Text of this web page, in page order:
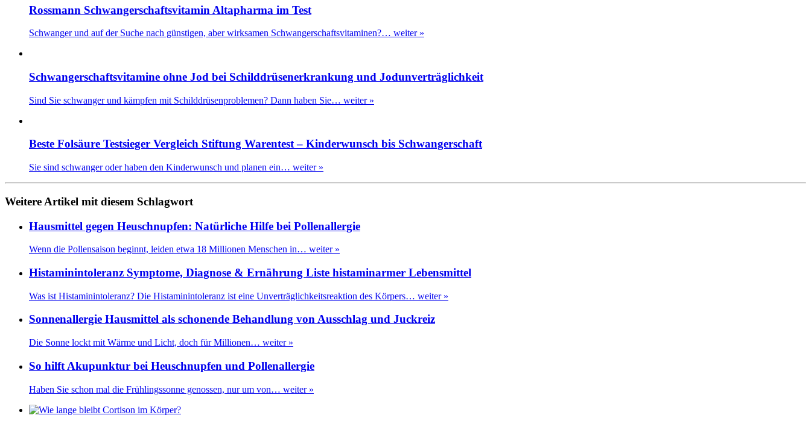
Rossmann Schwangerschaftsvitamin Altapharma im Test
Schwanger und auf der Suche nach günstigen, aber wirksamen Schwangerschaftsvitaminen?… weiter »
Schwangerschaftsvitamine ohne Jod bei Schilddrüsenerkrankung und Jodunverträglichkeit
Sind Sie schwanger und kämpfen mit Schilddrüsenproblemen? Dann haben Sie… weiter »
Beste Folsäure Testsieger Vergleich Stiftung Warentest – Kinderwunsch bis Schwangerschaft
Sie sind schwanger oder haben den Kinderwunsch und planen ein… weiter »
Weitere Artikel mit diesem Schlagwort
Hausmittel gegen Heuschnupfen: Natürliche Hilfe bei Pollenallergie
Wenn die Pollensaison beginnt, leiden etwa 18 Millionen Menschen in… weiter »
Histaminintoleranz Symptome, Diagnose & Ernährung Liste histaminarmer Lebensmittel
Was ist Histaminintoleranz? Die Histaminintoleranz ist eine Unverträglichkeitsreaktion des Körpers… weiter »
Sonnenallergie Hausmittel als schonende Behandlung von Ausschlag und Juckreiz
Die Sonne lockt mit Wärme und Licht, doch für Millionen… weiter »
So hilft Akupunktur bei Heuschnupfen und Pollenallergie
Haben Sie schon mal die Frühlingssonne genossen, nur um von… weiter »